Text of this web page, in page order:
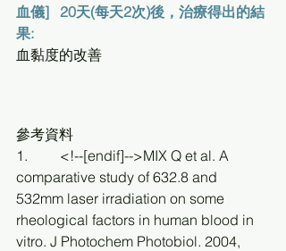
血儀]   20天(每天2次)後，治療得出的結
果:
血黏度的改善
參考資料
1.         <!--[endif]-->MIX Q et al. A
comparative study of 632.8 and
532mm laser irradiation on some
rheological factors in human blood in
vitro. J Photochem Photobiol. 2004,